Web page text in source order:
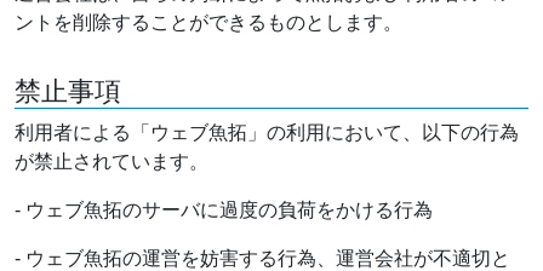
ントを削除することができるものとします。
禁止事項
利用者による「ウェブ魚拓」の利用において、以下の行為
が禁止されています。
- ウェブ魚拓のサーバに過度の負荷をかける行為
- ウェブ魚拓の運営を妨害する行為、運営会社が不適切と